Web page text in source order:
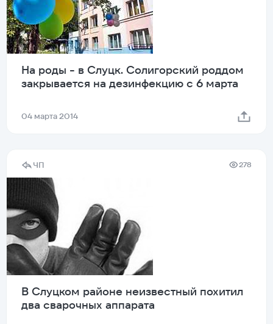
На роды - в Слуцк. Солигорский роддом
закрывается на дезинфекцию с 6 марта
04 марта 2014
ЧП 278
В Слуцком районе неизвестный похитил
два сварочных аппарата